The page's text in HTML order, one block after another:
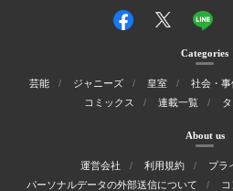
Categories
芸能 ジャニーズ 皇室 社会・事
コミックス
連載一覧
About us
運営会社 利用規約
プラ
パーソナルデータの外部送信について